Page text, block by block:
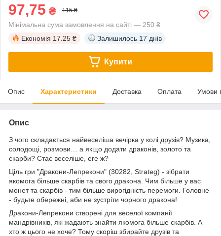
97,75 ₴ 115 ₴
Мінімальна сума замовлення на сайті — 250 ₴
Економія 17.25 ₴ Залишилось 17 днів
Купити
Опис Характеристики Доставка Оплата Умови
Опис
З чого складається найвеселіша вечірка у колі друзів? Музика,
солодощі, розмови… а якщо додати драконів, золото та
скарби? Стає веселіше, еге ж?
Ціль гри "Дракони-Лепрекони" (30282, Strateg) - зібрати
якомога більше скарбів та свого дракона. Чим більше у вас
монет та скарбів - тим більше вирогідність перемоги. Головне
- будьте обережні, аби не зустріти чорного дракона!
Дракони-Лепрекони створені для веселої компанії
мандрівників, які жадають знайти якомога більше скарбів. А
хто ж цього не хоче? Тому скоріш збирайте друзів та